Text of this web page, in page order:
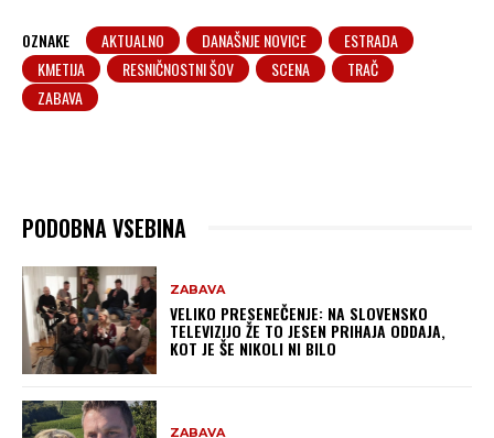
OZNAKE AKTUALNO DANAŠNJE NOVICE
ESTRADA
KMETIJA
RESNIČNOSTNI ŠOV SCENA
TRAČ
ZABAVA
PODOBNA VSEBINA
ZABAVA
VELIKO PRESENEČENJE: NA SLOVENSKO
TELEVIZIJO ŽE TO JESEN PRIHAJA ODDAJA,
KOT JE ŠE NIKOLI NI BILO
ZABAVA